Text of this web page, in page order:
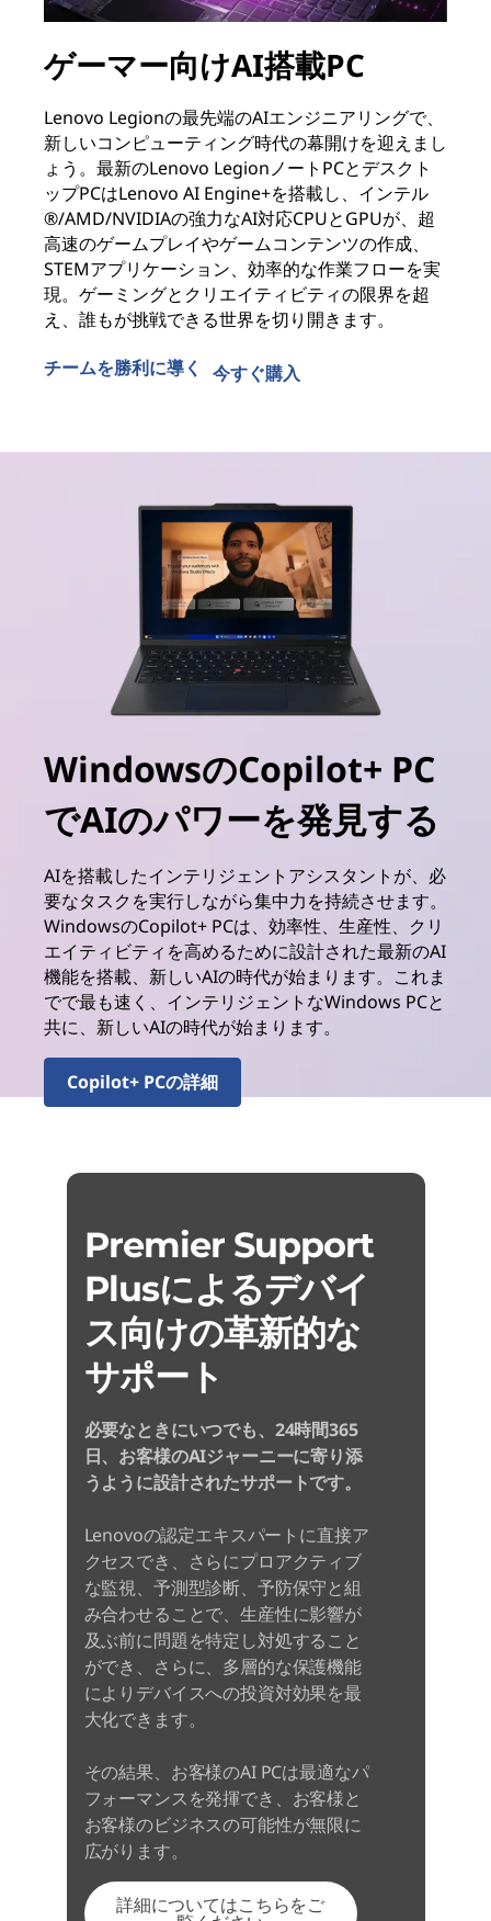
ゲーマー向けAI搭載PC
Lenovo Legionの最先端のAIエンジニアリングで、
新しいコンピューティング時代の幕開けを迎えまし
ょう。最新のLenovo LegionノートPCとデスクト
ップPCはLenovo AI Engine+を搭載し、インテル
®/AMD/NVIDIAの強力なAI対応CPUとGPUが、超
高速のゲームプレイやゲームコンテンツの作成、
STEMアプリケーション、効率的な作業フローを実
現。ゲーミングとクリエイティビティの限界を超
え、誰もが挑戦できる世界を切り開きます。
チームを勝利に導く
今すぐ購入
WindowsのCopilot+ PC
でAIのパワーを発見する
AIを搭載したインテリジェントアシスタントが、必
要なタスクを実行しながら集中力を持続させます。
WindowsのCopilot+ PCは、効率性、生産性、クリ
エイティビティを高めるために設計された最新のAI
機能を搭載、新しいAIの時代が始まります。これま
でで最も速く、インテリジェントなWindows PCと
共に、新しいAIの時代が始まります。
Copilot+ PCの詳細
Premier Support
Plusによるデバイ
ス向けの革新的な
サポート
必要なときにいつでも、24時間365
日、お客様のAIジャーニーに寄り添
うように設計されたサポートです。
Lenovoの認定エキスパートに直接ア
クセスでき、さらにプロアクティブ
な監視、予測型診断、予防保守と組
み合わせることで、生産性に影響が
及ぶ前に問題を特定し対処すること
ができ、さらに、多層的な保護機能
によりデバイスへの投資対効果を最
大化できます。
その結果、お客様のAI PCは最適なパ
フォーマンスを発揮でき、お客様と
お客様のビジネスの可能性が無限に
広がります。
詳細についてはこちらをご